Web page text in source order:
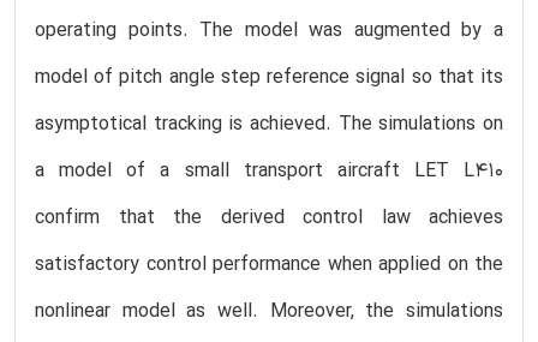
operating points. The model was augmented by a
model of pitch angle step reference signal so that its
asymptotical tracking is achieved. The simulations on
a model of a small transport aircraft LET L410
confirm that the derived control law achieves
satisfactory control performance when applied on the
nonlinear model as well. Moreover, the simulations